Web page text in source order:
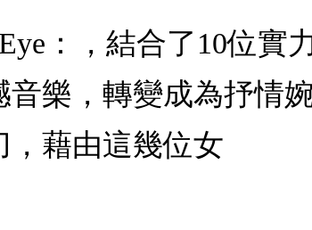
：，結合了10位
音樂，轉變成為抒情
，藉由這幾位女